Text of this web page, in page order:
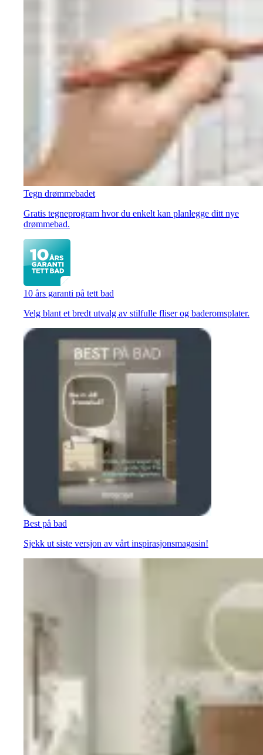
Tegn drømmebadet
Gratis tegneprogram hvor du enkelt kan planlegge ditt nye
drømmebad.
10 års garanti på tett bad
Velg blant et bredt utvalg av stilfulle fliser og baderomsplater.
Best på bad
Sjekk ut siste versjon av vårt inspirasjonsmagasin!